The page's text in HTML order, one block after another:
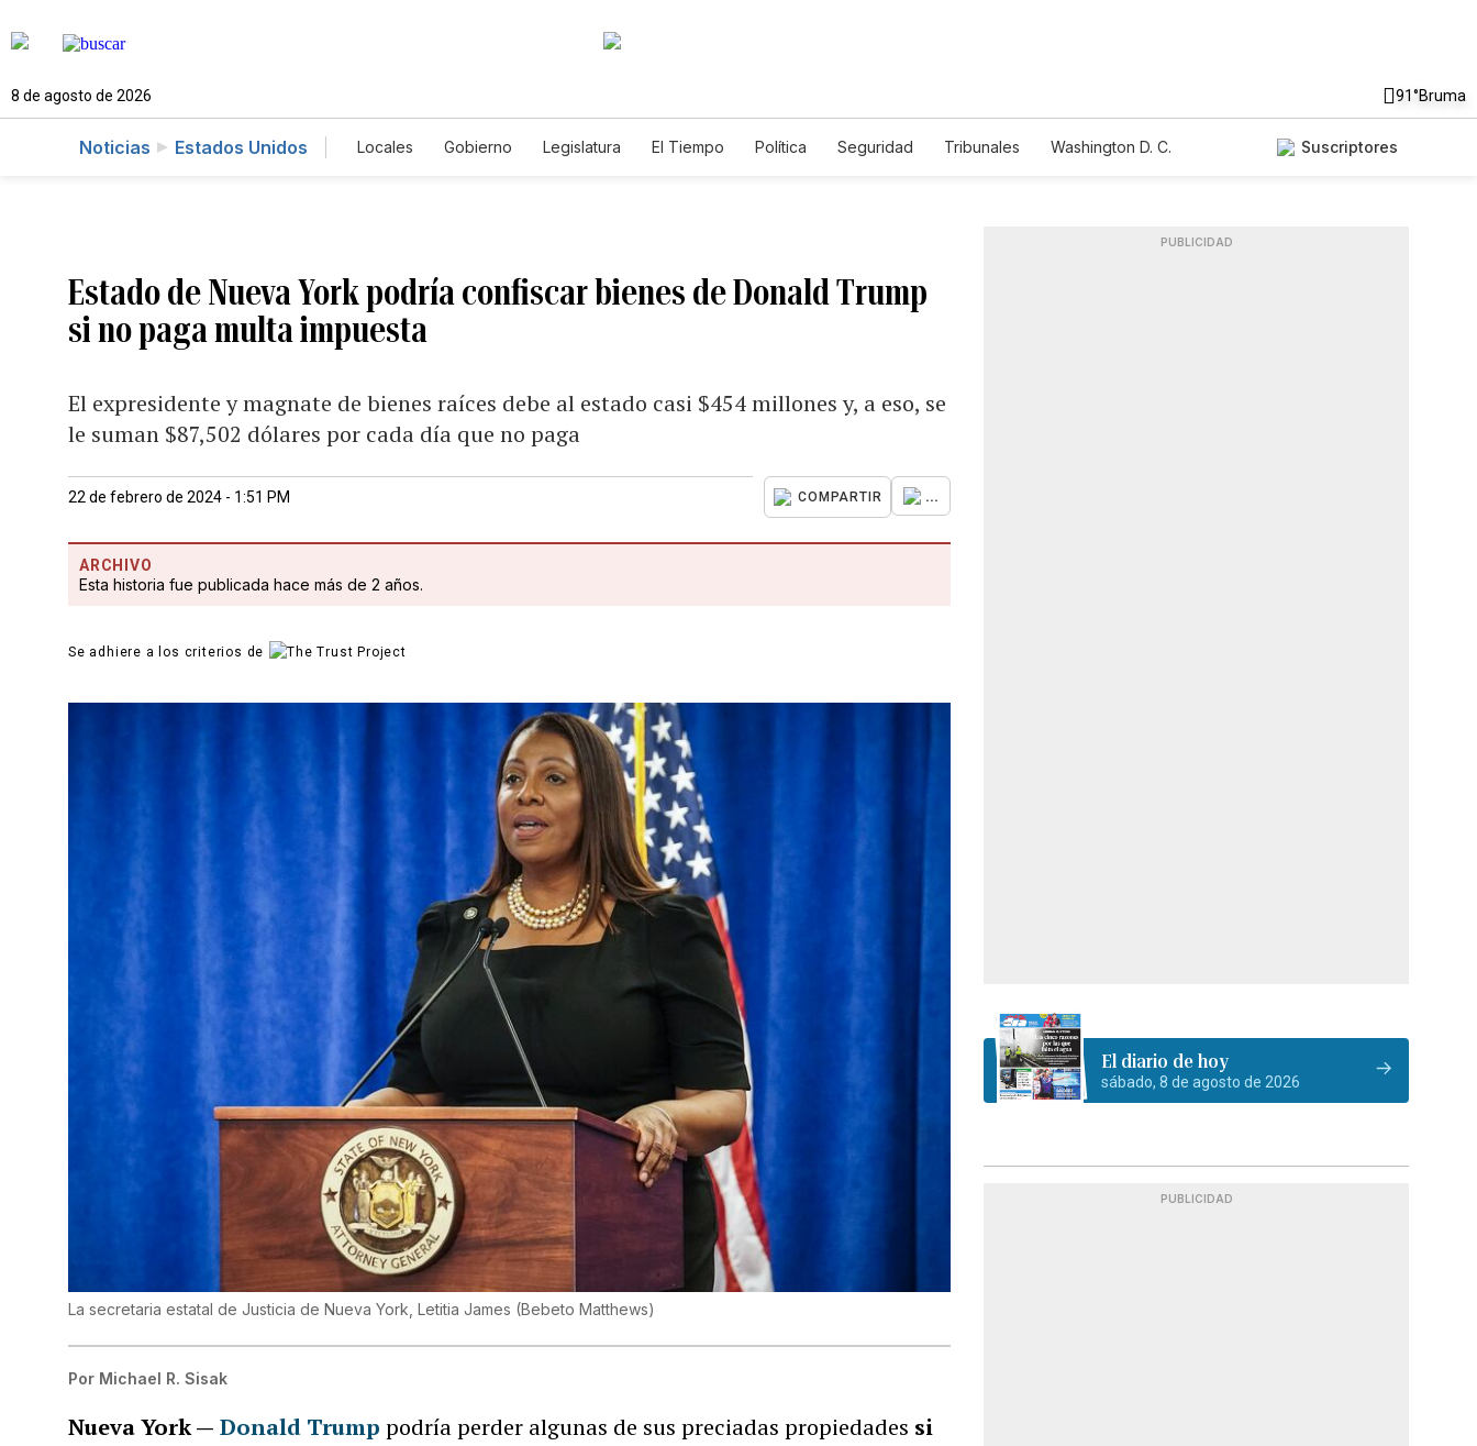
8 de agosto de 2026 91°Bruma
Noticias Estados Unidos Locales Gobierno Legislatura El Tiempo Política Seguridad Tribunales
Washington D. C.
Suscriptores
Estado de Nueva York podría confiscar bienes de Donald Trump
si no paga multa impuesta
El expresidente y magnate de bienes raíces debe al estado casi $454 millones y, a eso, se
le suman $87,502 dólares por cada día que no paga
22 de febrero de 2024 - 1:51 PM COMPARTIR ...
ARCHIVO
Esta historia fue publicada hace más de 2 años.
Se adhiere a los criterios de
La secretaria estatal de Justicia de Nueva York, Letitia James (Bebeto Matthews)
Por Michael R. Sisak
Nueva York — Donald Trump podría perder algunas de sus preciadas propiedades si
PUBLICIDAD
El diario de hoy
sábado, 8 de agosto de 2026
PUBLICIDAD